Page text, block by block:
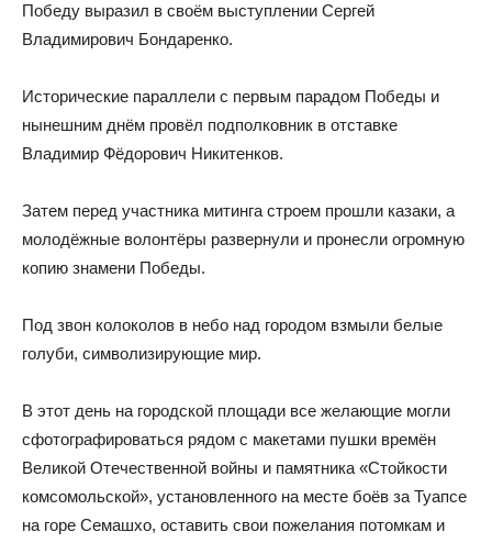
Победу выразил в своём выступлении Сергей
Владимирович Бондаренко.
Исторические параллели с первым парадом Победы и
нынешним днём провёл подполковник в отставке
Владимир Фёдорович Никитенков.
Затем перед участника митинга строем прошли казаки, а
молодёжные волонтёры развернули и пронесли огромную
копию знамени Победы.
Под звон колоколов в небо над городом взмыли белые
голуби, символизирующие мир.
В этот день на городской площади все желающие могли
сфотографироваться рядом с макетами пушки времён
Великой Отечественной войны и памятника «Стойкости
комсомольской», установленного на месте боёв за Туапсе
на горе Семашхо, оставить свои пожелания потомкам и